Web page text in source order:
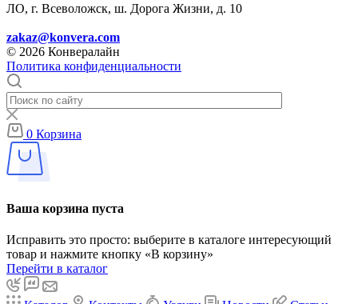
ЛО, г. Всеволожск, ш. Дорога Жизни, д. 10
zakaz@konvera.com
© 2026 Конвералайн
Политика конфиденциальности
0 Корзина
Ваша корзина пуста
Исправить это просто: выберите в каталоге интересующий
товар и нажмите кнопку «В корзину»
Перейти в каталог